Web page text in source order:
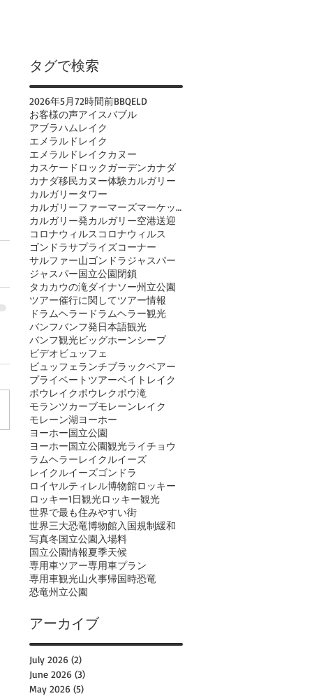
タグで検索
2026年5月72時間前BBQELD
お客様の声アイスバブル
アブラハムレイク
エメラルドレイク
エメラルドレイクカヌー
カスケードロックガーデンカナダ
カナダ移民カヌー体験カルガリー
カルガリータワー
カルガリーファーマーズマーケット
カルガリー発カルガリー空港送迎
コロナウィルス コロナウィルス
ゴンドラサプライズコーナー
サルファー山ゴンドラジャスパー
ジャスパー国立公園閉鎖
タカカウの滝ダイナソー州立公園
ツアー催行に関してツアー情報
ドラムヘラー ドラムヘラー観光
バンフバンフ発日本語観光
バンフ観光ビッグホーンシープ
ビデオビュッフェ
ビュッフェランチブラックベアー
プライベートツアーペイトレイク
ボウレイクボウレクボウ滝
モランツカーブモレーンレイク
モレーン湖ヨーホー
ヨーホー国立公園
ヨーホー国立公園観光ライチョウ
ラムヘラーレイクルイーズ
レイクルイーズゴンドラ
ロイヤルティレル博物館ロッキー
ロッキー1日観光ロッキー観光
世界で最も住みやすい街
世界三大恐竜博物館入国規制緩和
写真冬国立公園入場料
国立公園情報夏季天候
専用車ツアー専用車プラン
専用車観光山火事帰国時恐竜
恐竜州立公園
アーカイブ
July 2026 (2)
June 2026 (3)
May 2026 (5)